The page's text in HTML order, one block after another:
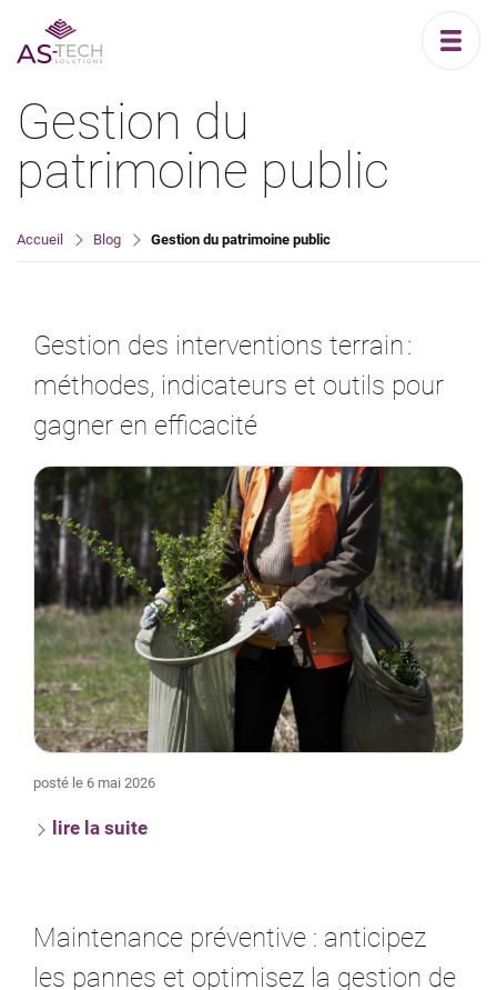
Gestion du
patrimoine public
Accueil Blog Gestion du patrimoine public
Gestion des interventions terrain :
méthodes, indicateurs et outils pour
gagner en efficacité
posté le 6 mai 2026
lire la suite
Maintenance préventive : anticipez
les pannes et optimisez la gestion de